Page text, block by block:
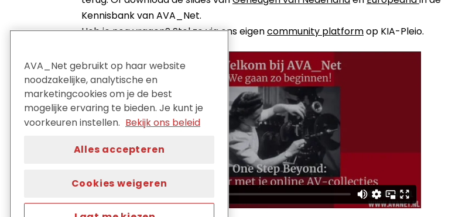
Kennisbank van AVA_Net.
Heb je nog vragen? Stel ze via ons eigencommunity platformop KIA-Pleio.
AVA_Net gebruikt op haar website
noodzakelijke, analytische en
marketingcookies om je de best
mogelijke ervaring te bieden. Je kunt je
voorkeuren instellen. Bekijk ons beleid
Alles accepteren
Cookies weigeren